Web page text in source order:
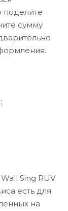
поделите
сумму
Sing RUV
есть для
на